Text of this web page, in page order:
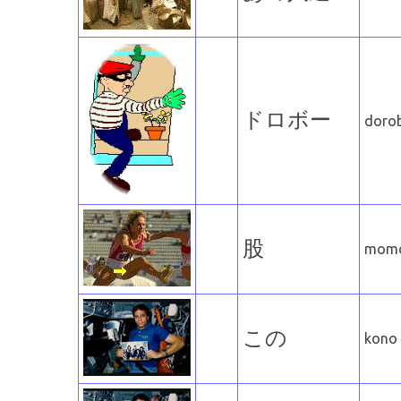
ドロボー
股
この kono